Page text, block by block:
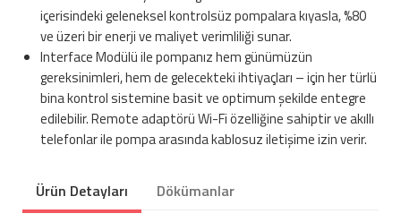
içerisindeki geleneksel kontrolsüz pompalara kıyasla, %80
ve üzeri bir enerji ve maliyet verimliliği sunar.
Interface Modülü ile pompanız hem günümüzün
gereksinimleri, hem de gelecekteki ihtiyaçları – için her türlü
bina kontrol sistemine basit ve optimum şekilde entegre
edilebilir. Remote adaptörü Wi-Fi özelliğine sahiptir ve akıllı
telefonlar ile pompa arasında kablosuz iletişime izin verir.
Ürün Detayları
Dökümanlar